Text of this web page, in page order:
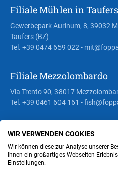
Filiale Mühlen in Taufers
Gewerbepark Aurinum, 8, 39032
Taufers (BZ)
Tel. +39 0474 659 022 -
Filiale Mezzolombardo
Via Trento 90, 38017
Tel. +39 0461 604 161 -
Steuer- und
WIR VERWENDEN COOKIES
Wir können diese zur Analyse unserer
Ihnen ein großartiges Webseiten-
Einstellungen.